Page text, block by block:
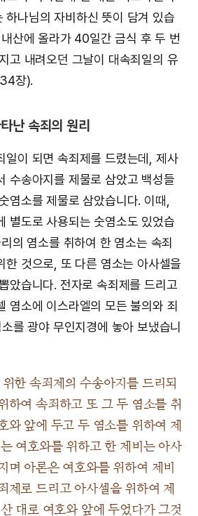
하나님의 자비하신 뜻이 담겨 있습
산에 올라가 40일간 금식 후 두 번
고 내려오던 그날이 대속죄일의 유
장).
난 속죄의 원리
일이 되면 속죄제를 드렸는데, 제사
수송아지를 제물로 삼았고 백성들
염소를 제물로 삼았습니다. 이때,
별도로 사용되는 숫염소도 있었습
의 염소를 취하여 한 염소는 속죄
한 것으로, 또 다른 염소는 아사셀을
았습니다. 전자로 속죄제를 드리고
염소에 이스라엘의 모든 불의와 죄
를 광야 무인지경에 놓아 보냈습니
한 속죄제의 수송아지를 드리되
하여 속죄하고 또 그 두 염소를 취
와 앞에 두고 두 염소를 위하여 제
여호와를 위하고 한 제비는 아사
며 아론은 여호와를 위하여 제비
제로 드리고 아사셀을 위하여 제
대로 여호와 앞에 두었다가 그것